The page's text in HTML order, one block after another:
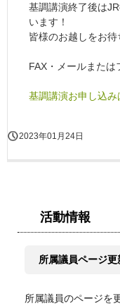
基調講演終了後は
います！
皆様のお越しをお
FAX・メールまたは
基調講演お申し込み
2023年01月24日
活動情報
所属議員ページ更
所属議員のページを